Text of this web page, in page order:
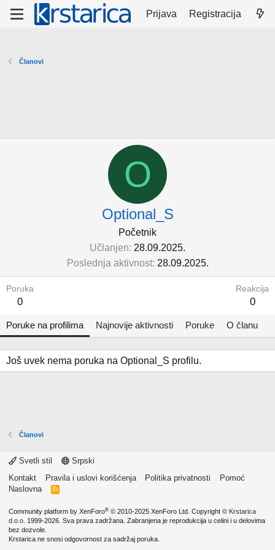
Prijava Registracija
Članovi
O
Optional_S
Početnik
Učlanjen 28.09.2025.
Poslednja aktivnost 28.09.2025.
Poruka
0
Reakcija
0
Poruke na profilima Najnovije aktivnosti Poruke O članu
Još uvek nema poruka na Optional_S profilu.
Članovi
Svetli stil
Srpski
Kontakt
Pravila i uslovi korišćenja Politika privatnosti
Pomoć
Naslovna
R
Community platform by XenForo® © 2010-2025 XenForo Ltd. Copyright © Krstarica
d.o.o. 1999-2026. Sva prava zadržana. Zabranjena je reprodukcija u celini i u delovima
bez dozvole.
Krstarica ne snosi odgovornost za sadržaj poruka.